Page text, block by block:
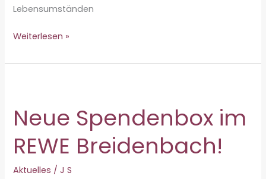
Lebensumständen
Vermittlungshilfe
Teddy
Weiterlesen »
Neue Spendenbox im
REWE Breidenbach!
Aktuelles /J S